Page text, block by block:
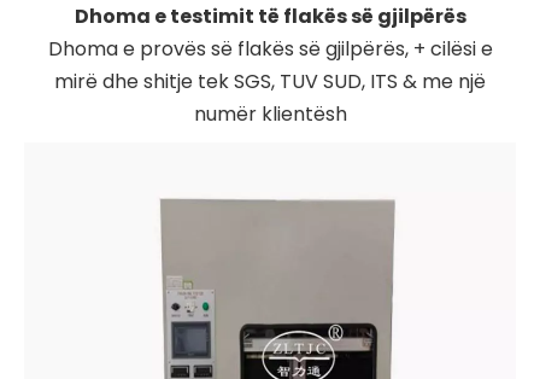
Dhoma e testimit të flakës së gjilpërës
Dhoma e provës së flakës së gjilpërës, + cilësi e
mirë dhe shitje tek SGS, TUV SUD, ITS & me një
numër klientësh